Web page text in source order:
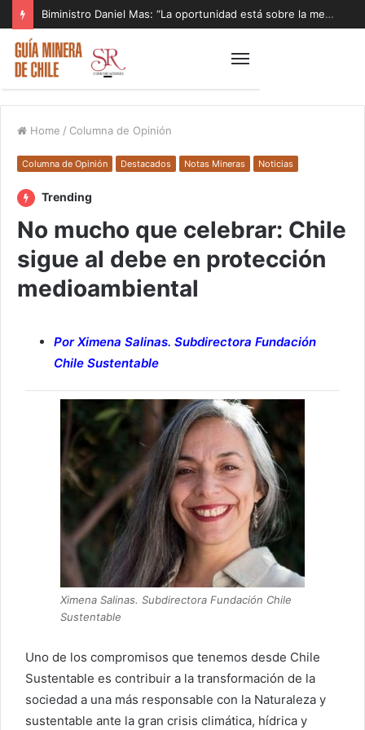
Biministro Daniel Mas: “La oportunidad está sobre la mesa y tenemos que aprovecharla”
Home / Columna de Opinión
Columna de Opinión Destacados Notas Mineras Noticias
Trending
No mucho que celebrar: Chile
sigue al debe en protección
medioambiental
Por Ximena Salinas. Subdirectora Fundación
Chile Sustentable
Ximena Salinas. Subdirectora Fundación Chile
Sustentable
Uno de los compromisos que tenemos desde Chile
Sustentable es contribuir a la transformación de la
sociedad a una más responsable con la Naturaleza y
sustentable ante la gran crisis climática, hídrica y